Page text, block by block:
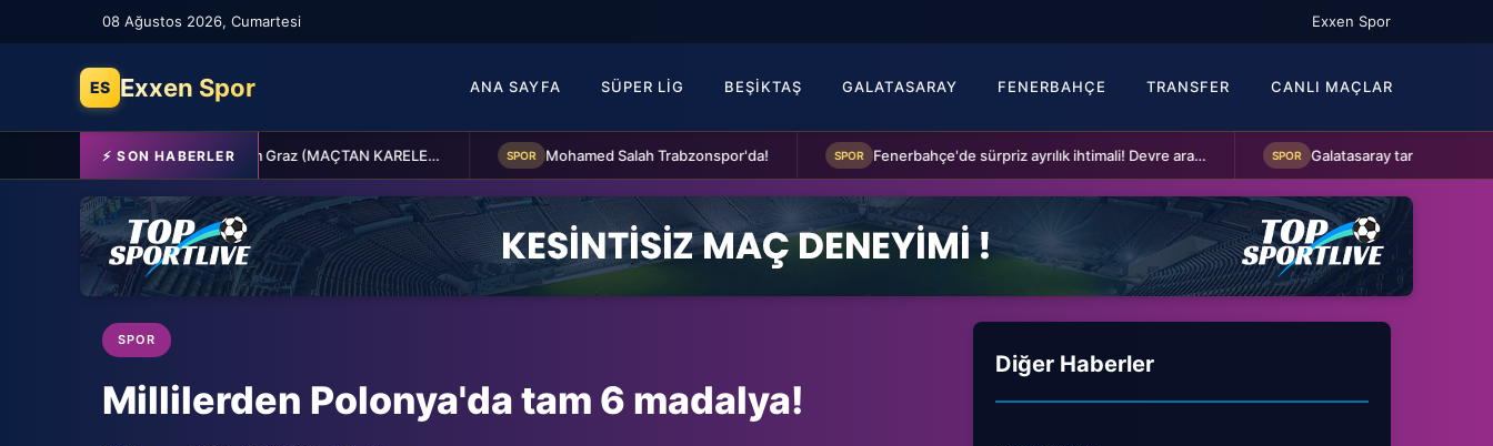
08 Ağustos 2026, Cumartesi Exxen Spor
ES Exxen Spor ANA SAYFA SÜPER LIG BEŞIKTAŞ GALATASARAY FENERBAHÇE TRANSFER CANLI MAÇLAR
⚡ SON HABERLER Fenerbahçe 2-0 Sturm Graz (MAÇTAN KARELER) Mohamed Salah Trabzonspor'da! Fenerbahçe'de sürpriz ayrılık ihtimali! Devre arasında gelmişti
SPOR
Millilerden Polonya'da tam 6 madalya!
Diğer Haberler